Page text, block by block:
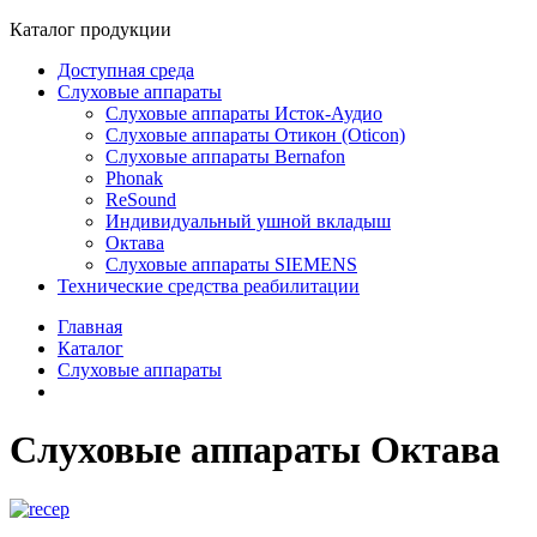
Каталог продукции
Доступная среда
Слуховые аппараты
Слуховые аппараты Исток-Аудио
Слуховые аппараты Отикон (Oticon)
Слуховые аппараты Bernafon
Phonak
ReSound
Индивидуальный ушной вкладыш
Октава
Слуховые аппараты SIEMENS
Технические средства реабилитации
Главная
Каталог
Слуховые аппараты
Слуховые аппараты Октава